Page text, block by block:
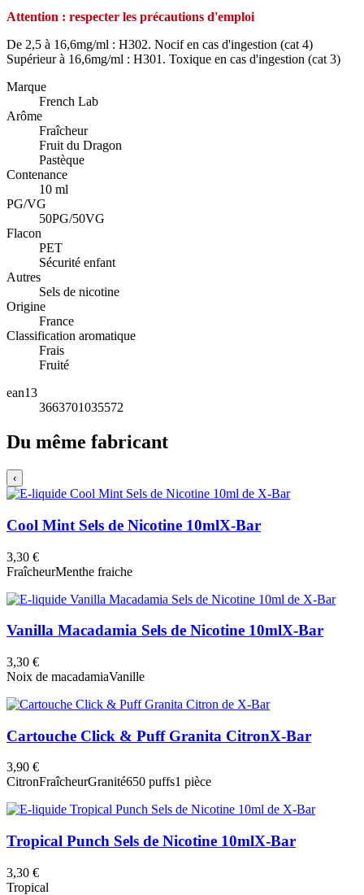
Attention : respecter les précautions d'emploi
De 2,5 à 16,6mg/ml : H302. Nocif en cas d'ingestion (cat 4)
Supérieur à 16,6mg/ml : H301. Toxique en cas d'ingestion (cat 3)
Marque
French Lab
Arôme
Fraîcheur
Fruit du Dragon
Pastèque
Contenance
10 ml
PG/VG
50PG/50VG
Flacon
PET
Sécurité enfant
Autres
Sels de nicotine
Origine
France
Classification aromatique
Frais
Fruité
ean13
3663701035572
Du même fabricant
‹
Cool Mint Sels de Nicotine 10mlX-Bar
3,30 €
FraîcheurMenthe fraiche
Vanilla Macadamia Sels de Nicotine 10mlX-Bar
3,30 €
Noix de macadamiaVanille
Cartouche Click & Puff Granita CitronX-Bar
3,90 €
CitronFraîcheurGranité650 puffs1 pièce
Tropical Punch Sels de Nicotine 10mlX-Bar
3,30 €
Tropical